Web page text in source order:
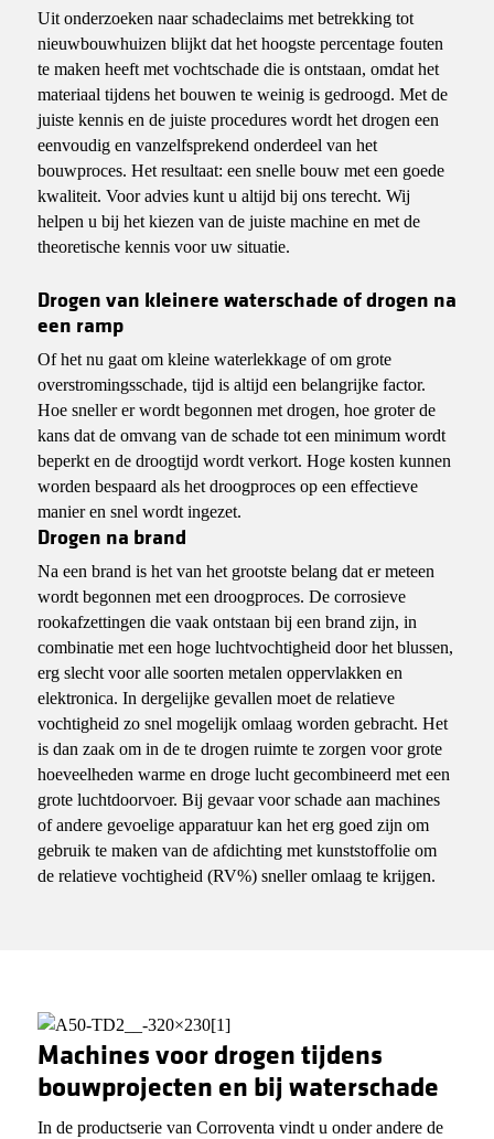
Uit onderzoeken naar schadeclaims met betrekking tot
nieuwbouwhuizen blijkt dat het hoogste percentage fouten
te maken heeft met vochtschade die is ontstaan, omdat het
materiaal tijdens het bouwen te weinig is gedroogd. Met de
juiste kennis en de juiste procedures wordt het drogen een
eenvoudig en vanzelfsprekend onderdeel van het
bouwproces. Het resultaat: een snelle bouw met een goede
kwaliteit. Voor advies kunt u altijd bij ons terecht. Wij
helpen u bij het kiezen van de juiste machine en met de
theoretische kennis voor uw situatie.
Drogen van kleinere waterschade of drogen na
een ramp
Of het nu gaat om kleine waterlekkage of om grote
overstromingsschade, tijd is altijd een belangrijke factor.
Hoe sneller er wordt begonnen met drogen, hoe groter de
kans dat de omvang van de schade tot een minimum wordt
beperkt en de droogtijd wordt verkort. Hoge kosten kunnen
worden bespaard als het droogproces op een effectieve
manier en snel wordt ingezet.
Drogen na brand
Na een brand is het van het grootste belang dat er meteen
wordt begonnen met een droogproces. De corrosieve
rookafzettingen die vaak ontstaan bij een brand zijn, in
combinatie met een hoge luchtvochtigheid door het blussen,
erg slecht voor alle soorten metalen oppervlakken en
elektronica. In dergelijke gevallen moet de relatieve
vochtigheid zo snel mogelijk omlaag worden gebracht. Het
is dan zaak om in de te drogen ruimte te zorgen voor grote
hoeveelheden warme en droge lucht gecombineerd met een
grote luchtdoorvoer. Bij gevaar voor schade aan machines
of andere gevoelige apparatuur kan het erg goed zijn om
gebruik te maken van de afdichting met kunststoffolie om
de relatieve vochtigheid (RV%) sneller omlaag te krijgen.
Machines voor drogen tijdens
bouwprojecten en bij waterschade
In de productserie van Corroventa vindt u onder andere de